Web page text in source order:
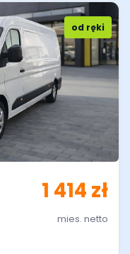
od ręki
1 414 zł
mies. netto